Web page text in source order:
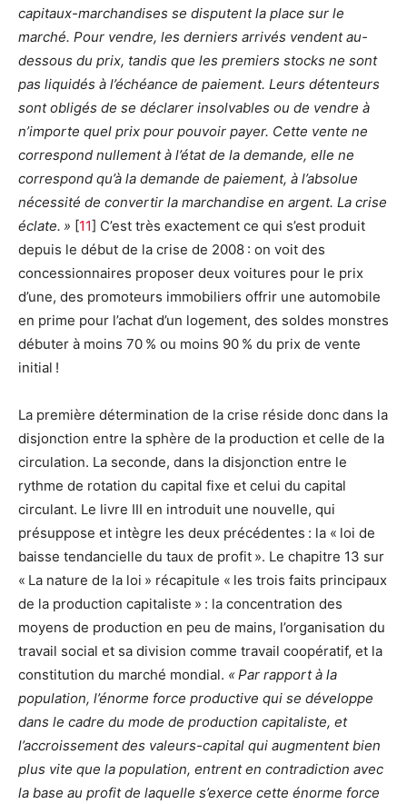
capitaux-marchandises se disputent la place sur le
marché. Pour vendre, les derniers arrivés vendent au-
dessous du prix, tandis que les premiers stocks ne sont
pas liquidés à l’échéance de paiement. Leurs détenteurs
sont obligés de se déclarer insolvables ou de vendre à
n’importe quel prix pour pouvoir payer. Cette vente ne
correspond nullement à l’état de la demande, elle ne
correspond qu’à la demande de paiement, à l’absolue
nécessité de convertir la marchandise en argent. La crise
éclate. » [11] C’est très exactement ce qui s’est produit
depuis le début de la crise de 2008 : on voit des
concessionnaires proposer deux voitures pour le prix
d’une, des promoteurs immobiliers offrir une automobile
en prime pour l’achat d’un logement, des soldes monstres
débuter à moins 70 % ou moins 90 % du prix de vente
initial !
La première détermination de la crise réside donc dans la
disjonction entre la sphère de la production et celle de la
circulation. La seconde, dans la disjonction entre le
rythme de rotation du capital fixe et celui du capital
circulant. Le livre III en introduit une nouvelle, qui
présuppose et intègre les deux précédentes : la « loi de
baisse tendancielle du taux de profit ». Le chapitre 13 sur
« La nature de la loi » récapitule « les trois faits principaux
de la production capitaliste » : la concentration des
moyens de production en peu de mains, l’organisation du
travail social et sa division comme travail coopératif, et la
constitution du marché mondial. « Par rapport à la
population, l’énorme force productive qui se développe
dans le cadre du mode de production capitaliste, et
l’accroissement des valeurs-capital qui augmentent bien
plus vite que la population, entrent en contradiction avec
la base au profit de laquelle s’exerce cette énorme force